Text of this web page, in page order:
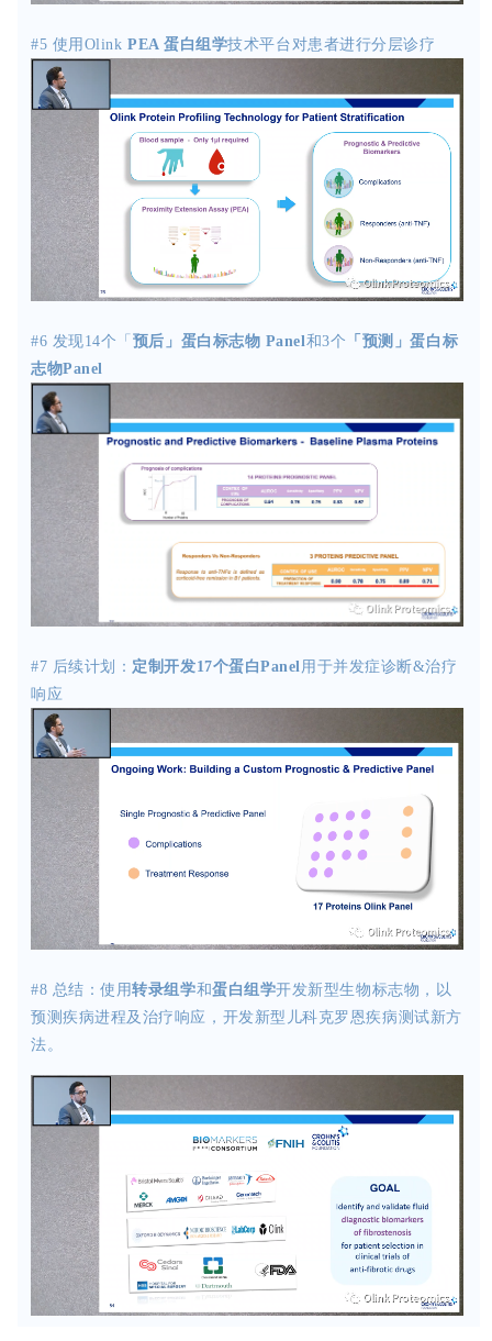
#5 使用Olink PEA 蛋白组学技术平台对患者进行分层诊疗
#6 发现14个「 预后」 蛋白标志物 Panel和3个 「预测」蛋白 标
志物Panel
#7 后续计划： 定制开发17个蛋白Panel 用于并发症诊断&治疗
响应
#8 总结：使用转录组学和蛋白组学开发新型生物标志物，以
预测疾病进程及治疗响应，开发新型儿科克罗恩疾病测试新方
法。